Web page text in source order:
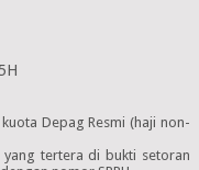
Depag Resmi (haji non-
tertera di bukti setoran